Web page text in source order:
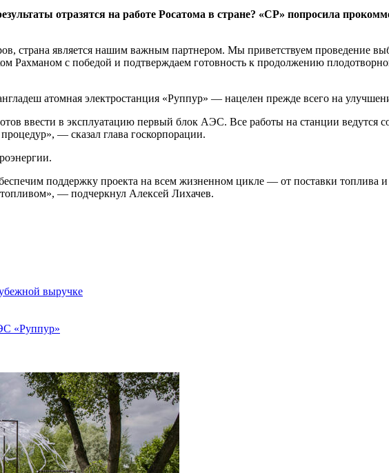
отразятся на работе Росатома в стране? «СР» попросила
страна является нашим важным партнером. Мы приветствуем проведение
Рахманом с победой и подтверждаем готовность к продолжению
атомная электростанция «Руппур» — нацелен прежде всего на
ввести в эксплуатацию первый блок АЭС. Все работы на станции ведутся
— сказал глава госкорпорации.
поддержку проекта на всем жизненном цикле — от поставки топлива и
— подчеркнул Алексей Лихачев.
выручке
«Руппур»